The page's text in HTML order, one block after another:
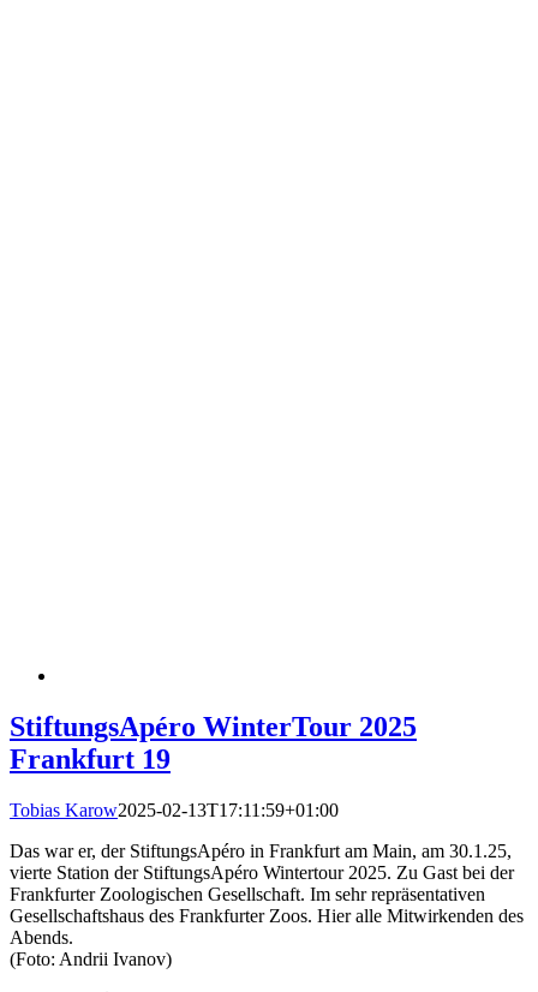
StiftungsApéro WinterTour 2025
Frankfurt 19
Tobias Karow2025-02-13T17:11:59+01:00
Das war er, der StiftungsApéro in Frankfurt am Main, am 30.1.25,
vierte Station der StiftungsApéro Wintertour 2025. Zu Gast bei der
Frankfurter Zoologischen Gesellschaft. Im sehr repräsentativen
Gesellschaftshaus des Frankfurter Zoos. Hier alle Mitwirkenden des
Abends.
(Foto: Andrii Ivanov)